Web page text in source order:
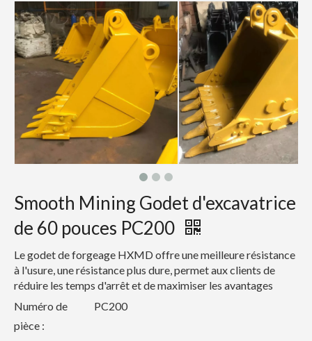
Smooth Mining Godet d'excavatrice
de 60 pouces PC200
Le godet de forgeage HXMD offre une meilleure résistance
à l'usure, une résistance plus dure, permet aux clients de
réduire les temps d'arrêt et de maximiser les avantages
Numéro de
pièce :
PC200